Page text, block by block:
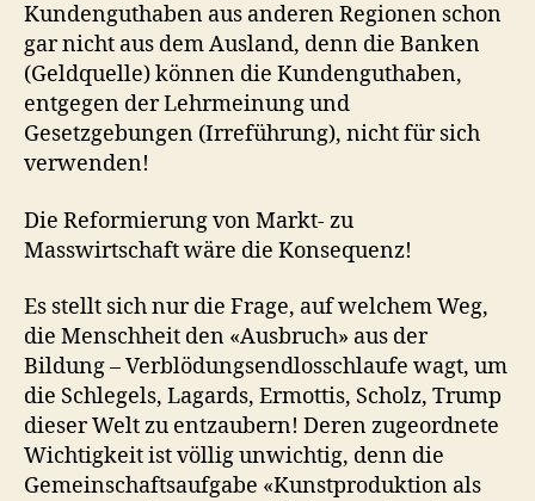
Kundenguthaben aus anderen Regionen schon
gar nicht aus dem Ausland, denn die Banken
(Geldquelle) können die Kundenguthaben,
entgegen der Lehrmeinung und
Gesetzgebungen (Irreführung), nicht für sich
verwenden!
Die Reformierung von Markt- zu
Masswirtschaft wäre die Konsequenz!
Es stellt sich nur die Frage, auf welchem Weg,
die Menschheit den «Ausbruch» aus der
Bildung – Verblödungsendlosschlaufe wagt, um
die Schlegels, Lagards, Ermottis, Scholz, Trump
dieser Welt zu entzaubern! Deren zugeordnete
Wichtigkeit ist völlig unwichtig, denn die
Gemeinschaftsaufgabe «Kunstproduktion als